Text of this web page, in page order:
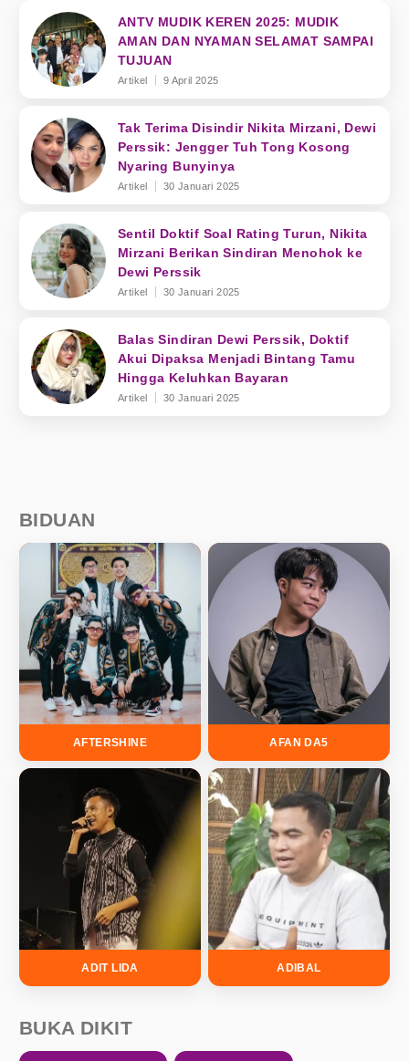
ANTV MUDIK KEREN 2025: MUDIK
AMAN DAN NYAMAN SELAMAT SAMPAI
TUJUAN
Artikel 9 April 2025
Tak Terima Disindir Nikita Mirzani, Dewi
Perssik: Jengger Tuh Tong Kosong
Nyaring Bunyinya
Artikel 30 Januari 2025
Sentil Doktif Soal Rating Turun, Nikita
Mirzani Berikan Sindiran Menohok ke
Dewi Perssik
Artikel 30 Januari 2025
Balas Sindiran Dewi Perssik, Doktif
Akui Dipaksa Menjadi Bintang Tamu
Hingga Keluhkan Bayaran
Artikel 30 Januari 2025
BIDUAN
AFTERSHINE AFAN DA5
ADIT LIDA ADIBAL
BUKA DIKIT